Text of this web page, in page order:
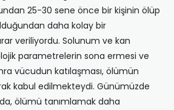
25-30 sene önce bir kişinin ölüp
daha kolay bir
veriliyordu. Solunum ve kan
parametrelerin sona ermesi ve
vücudun katılaşması, ölümün
kabul edilmekteydi. Günümüzde
ölümü tanımlamak daha